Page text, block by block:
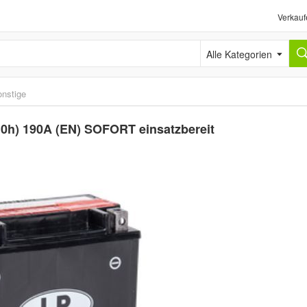
Alle Kategorien
190A (EN) SOFORT einsatzbereit